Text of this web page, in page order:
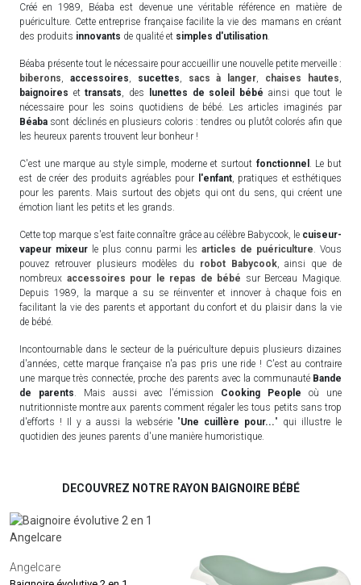
Créé en 1989, Béaba est devenue une véritable référence en matière de
puériculture. Cette entreprise française facilite la vie des mamans en créant
des produits innovants de qualité et simples d'utilisation
Béaba présente tout le nécessaire pour accueillir une nouvelle petite merveille :
biberons
accessoires sucettes sacs à langer chaises hautes
baignoires ettransats , des lunettes de soleil bébé ainsi que tout le
nécessaire pour les soins quotidiens de bébé. Les articles imaginés par
Béaba sont déclinés en plusieurs coloris : tendres ou plutôt colorés afin que
les heureux parents trouvent leur bonheur !
C'est une marque au style simple, moderne et surtout fonctionnel
. Le but
est de créer des produits agréables pour
l'enfant, pratiques et esthétiques
pour les parents. Mais surtout des objets qui ont du sens, qui créent une
émotion liant les petits et les grands.
Cette top marque s'est faite connaître grâce au célèbre Babycook, le cuiseur-
vapeur mixeur le plus connu parmi les articles de puériculture . Vous
pouvez retrouver plusieurs modèles du robot Babycook, ainsi que de
nombreux accessoires pour le repas de bébé sur Berceau Magique.
Depuis 1989, la marque a su se réinventer et innover à chaque fois en
facilitant la vie des parents et apportant du confort et du plaisir dans la vie
de bébé.
Incontournable dans le secteur de la puériculture depuis plusieurs dizaines
d'années, cette marque française n'a pas pris une ride ! C'est au contraire
une marque très connectée, proche des parents avec la communauté Bande
de parents . Mais aussi avec l'émission Cooking People où une
nutritionniste montre aux parents comment régaler les tous petits sans trop
d'efforts ! Il y a aussi la websérie "Une cuillère pour..." qui illustre le
quotidien des jeunes parents d'une manière humoristique.
DECOUVREZ NOTRE RAYON BAIGNOIRE BÉBÉ
Angelcare